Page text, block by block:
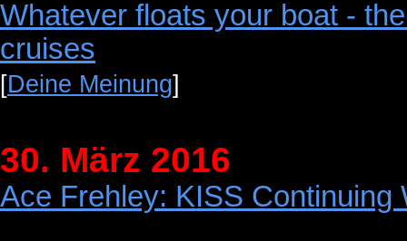
Whatever floats your boat -
cruises
[Deine Meinung]
30. März 2016
Ace Frehley: KISS Continuing